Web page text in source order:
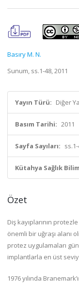
Basıry M. N.
Sunum, ss.1-48, 2011
Yayın Türü: Diğer
Basım Tarihi: 2011
Sayfa Sayıları:
Kütahya Sağlık
Özet
Diş kayıplarının
önemli bir uğraşı alanı
protez uygulamaları
implantlarla en üst
1976 yılında